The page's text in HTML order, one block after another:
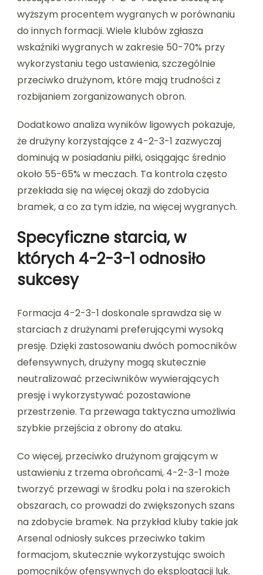
wyższym procentem wygranych w porównaniu
do innych formacji. Wiele klubów zgłasza
wskaźniki wygranych w zakresie 50-70% przy
wykorzystaniu tego ustawienia, szczególnie
przeciwko drużynom, które mają trudności z
rozbijaniem zorganizowanych obron.
Dodatkowo analiza wyników ligowych pokazuje,
że drużyny korzystające z 4-2-3-1 zazwyczaj
dominują w posiadaniu piłki, osiągając średnio
około 55-65% w meczach. Ta kontrola często
przekłada się na więcej okazji do zdobycia
bramek, a co za tym idzie, na więcej wygranych.
Specyficzne starcia, w
których 4-2-3-1 odnosiło
sukcesy
Formacja 4-2-3-1 doskonale sprawdza się w
starciach z drużynami preferującymi wysoką
presję. Dzięki zastosowaniu dwóch pomocników
defensywnych, drużyny mogą skutecznie
neutralizować przeciwników wywierających
presję i wykorzystywać pozostawione
przestrzenie. Ta przewaga taktyczna umożliwia
szybkie przejścia z obrony do ataku.
Co więcej, przeciwko drużynom grającym w
ustawieniu z trzema obrońcami, 4-2-3-1 może
tworzyć przewagi w środku pola i na szerokich
obszarach, co prowadzi do zwiększonych szans
na zdobycie bramek. Na przykład kluby takie jak
Arsenal odniosły sukces przeciwko takim
formacjom, skutecznie wykorzystując swoich
pomocników ofensywnych do eksploatacji luk.